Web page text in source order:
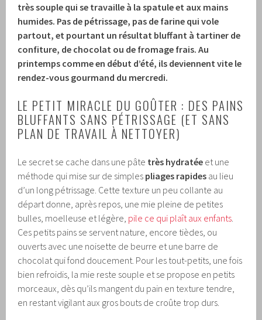
très souple qui se travaille à la spatule et aux mains
humides. Pas de pétrissage, pas de farine qui vole
partout, et pourtant un résultat bluffant à tartiner de
confiture, de chocolat ou de fromage frais. Au
printemps comme en début d’été, ils deviennent vite le
rendez-vous gourmand du mercredi.
LE PETIT MIRACLE DU GOÛTER : DES PAINS
BLUFFANTS SANS PÉTRISSAGE (ET SANS
PLAN DE TRAVAIL À NETTOYER)
Le secret se cache dans une pâte très hydratée et une
méthode qui mise sur de simples pliages rapides au lieu
d’un long pétrissage. Cette texture un peu collante au
départ donne, après repos, une mie pleine de petites
bulles, moelleuse et légère, pile ce qui plaît aux enfants
Ces petits pains se servent nature, encore tièdes, ou
ouverts avec une noisette de beurre et une barre de
chocolat qui fond doucement. Pour les tout-petits, une fois
bien refroidis, la mie reste souple et se propose en petits
morceaux, dès qu’ils mangent du pain en texture tendre,
en restant vigilant aux gros bouts de croûte trop durs.